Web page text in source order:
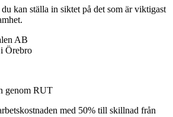
kan ställa in siktet på det som är viktigast
AB
Örebro
genom RUT
med 50% till skillnad från